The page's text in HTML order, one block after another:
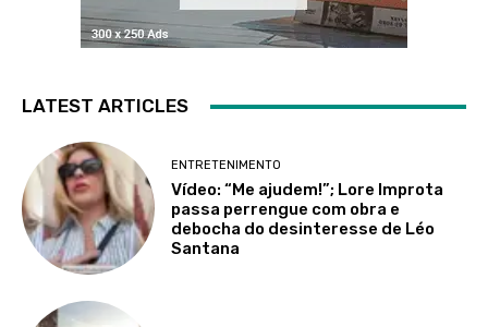
LATEST ARTICLES
ENTRETENIMENTO
Vídeo: “Me ajudem!”; Lore Improta
passa perrengue com obra e
debocha do desinteresse de Léo
Santana